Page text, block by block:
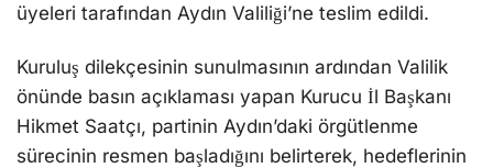
üyeleri tarafından Aydın Valiliği’ne teslim edildi.
Kuruluş dilekçesinin sunulmasının ardından Valilik
önünde basın açıklaması yapan Kurucu İl Başkanı
Hikmet Saatçı, partinin Aydın’daki örgütlenme
sürecinin resmen başladığını belirterek, hedeflerinin